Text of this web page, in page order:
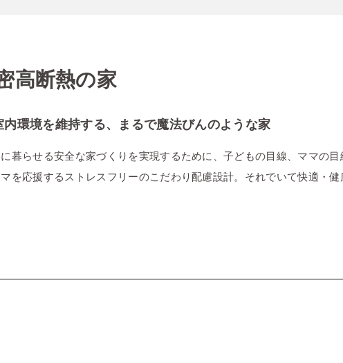
高断熱の家
環境を維持する、まるで魔法びんのような家
暮らせる安全な家づくりを実現するために、子どもの目線、ママの
を応援するストレスフリーのこだわり配慮設計。それでいて快適・